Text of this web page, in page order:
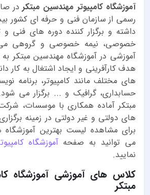
آموزشگاه کامپیوتر مهندسین مبتکر در
رسمی از سازمان فنی و حرفه ای کشور
داشته و برگزار کننده دوره های
خصوصی، نیمه خصوصی و گروهی
آموزشی در آموزشگاه مهندسین مبتکر
هدف کارآفرینی و ایجاد اشتغال به کار
های مختلف مانند کامپیوتر، برنامه
حسابداری، گرافیک و ... برگزار می
مبتکر آماده همکاری با موسسات،
های دولتی و غیر دولتی در زمینه
برای مشاهده لیست بهترین آموزشگاه
می توانید به صفحهآموزشگاه
نمایید.
کلاس های آموزشی آموزشگاه
مبتکر